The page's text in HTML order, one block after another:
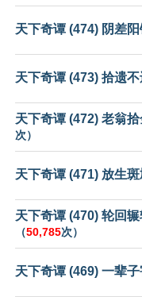
天下奇谭 (474) 阴差
天下奇谭 (473) 拾遗
天下奇谭 (472) 老翁
次）
天下奇谭 (471) 放生
天下奇谭 (470) 轮回
（50,785次）
天下奇谭 (469) 一辈